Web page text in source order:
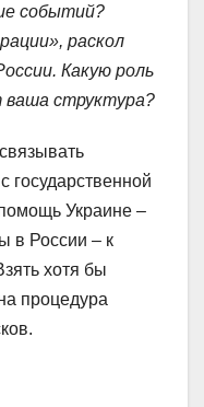
событий?
раскол
Какую роль
ваша структура?
государственной
Украине –
в России – к
хотя бы
процедура